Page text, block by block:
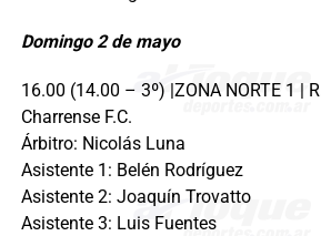
Domingo 2 de mayo
16.00 (14.00 – 3º) |ZONA NORTE 1 |
Charrense F.C.
Árbitro: Nicolás Luna
Asistente 1: Belén Rodríguez
Asistente 2: Joaquín Trovatto
Asistente 3: Luis Fuentes